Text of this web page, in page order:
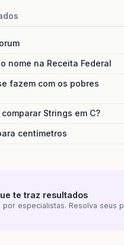
nome na Receita Federal
fazem com os pobres
Strings em C?
centímetros
te traz resultados
por especialistas. Resolva seus